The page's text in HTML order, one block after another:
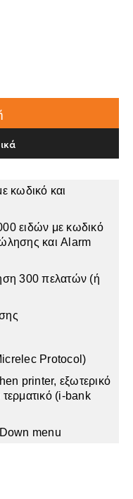
κωδικό και
ειδών με κωδικό
και Alarm
300 πελατών (ή
Protocol)
printer, εξωτερικό
(i-bank
menu